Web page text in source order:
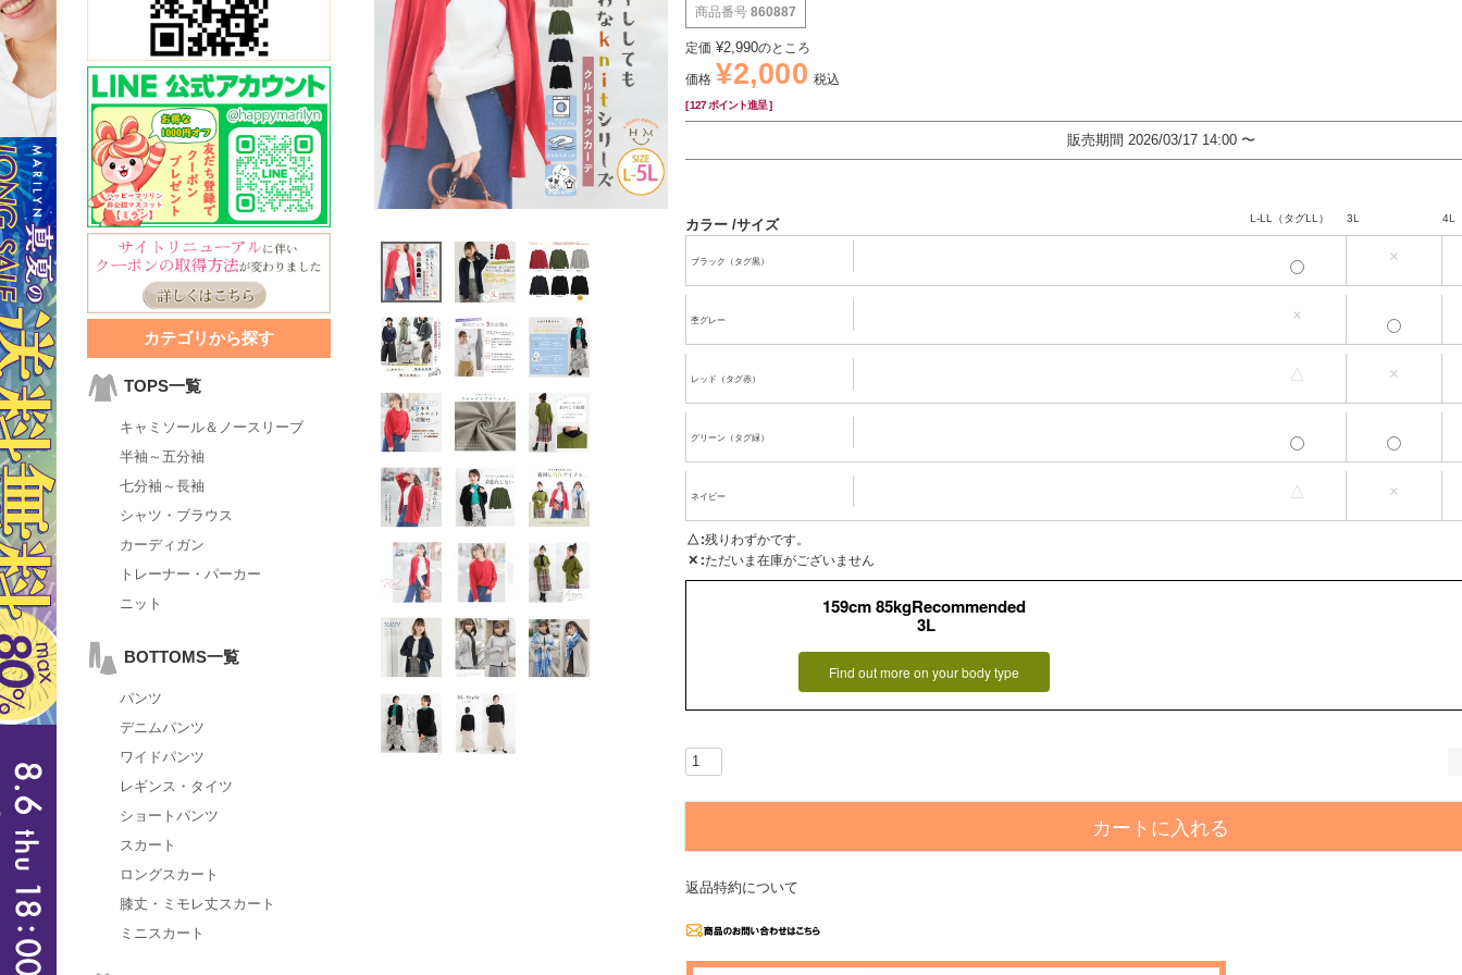
カテゴリから探す
TOPS一覧
キャミソール＆ノースリーブ
半袖～五分袖
七分袖～長袖
シャツ・ブラウス
カーディガン
トレーナー・パーカー
ニット
BOTTOMS一覧
パンツ
デニムパンツ
ワイドパンツ
レギンス・タイツ
ショートパンツ
スカート
ロングスカート
膝丈・ミモレ丈スカート
ミニスカート
商品番号 860887
定価 ¥2,990のところ
価格 ¥2,000 税込
[127 ポイント進呈 ]
販売期間 2026/03/17 14:00 〜
カラー サイズ
ブラック（タグ黒）
L-LL（タグLL） 3L
×
4L
杢グレー
L-LL（タグLL）
×
レッド（タグ赤） △ ×
グリーン（タグ緑）
ネイビー
L-LL（タグLL）
△ ×
△ 残りわずかです。
✕ ただいま在庫がございません
159cm 85kgRecommended
3L
Find out more on your body type
カートに入れる
返品特約について